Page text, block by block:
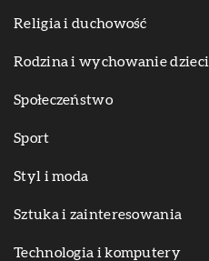
Religia i duchowość
Rodzina i wychowanie dzieci
Społeczeństwo
Sport
Styl i moda
Sztuka i zainteresowania
Technologia i komputery